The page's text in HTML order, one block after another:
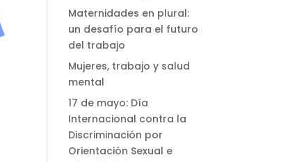
Maternidades en plural:
un desafío para el futuro
del trabajo
Mujeres, trabajo y salud
mental
17 de mayo: Día
Internacional contra la
Discriminación por
Orientación Sexual e